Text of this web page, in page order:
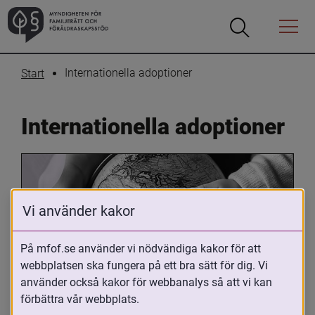
Öppna
Öppna
Menyn
Start Internationella adoptioner
Internationella adoptioner
Oavsett om du är adopterad,
adoptivförälder eller arbetar med
Vi använder kakor
På mfof.se använder vi nödvändiga kakor för att
webbplatsen ska fungera på ett bra sätt för dig. Vi
använder också kakor för webbanalys så att vi kan
förbättra vår webbplats.